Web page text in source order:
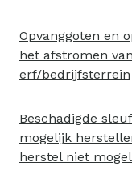
Opvanggoten en
het afstromen
erf/bedrijfsterrein
Beschadigde
mogelijk
herstel niet